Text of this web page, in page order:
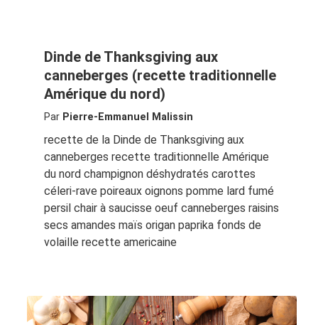
Dinde de Thanksgiving aux
canneberges (recette traditionnelle
Amérique du nord)
Par Pierre-Emmanuel Malissin
recette de la Dinde de Thanksgiving aux
canneberges recette traditionnelle Amérique
du nord champignon déshydratés carottes
céleri-rave poireaux oignons pomme lard fumé
persil chair à saucisse oeuf canneberges raisins
secs amandes maïs origan paprika fonds de
volaille recette americaine